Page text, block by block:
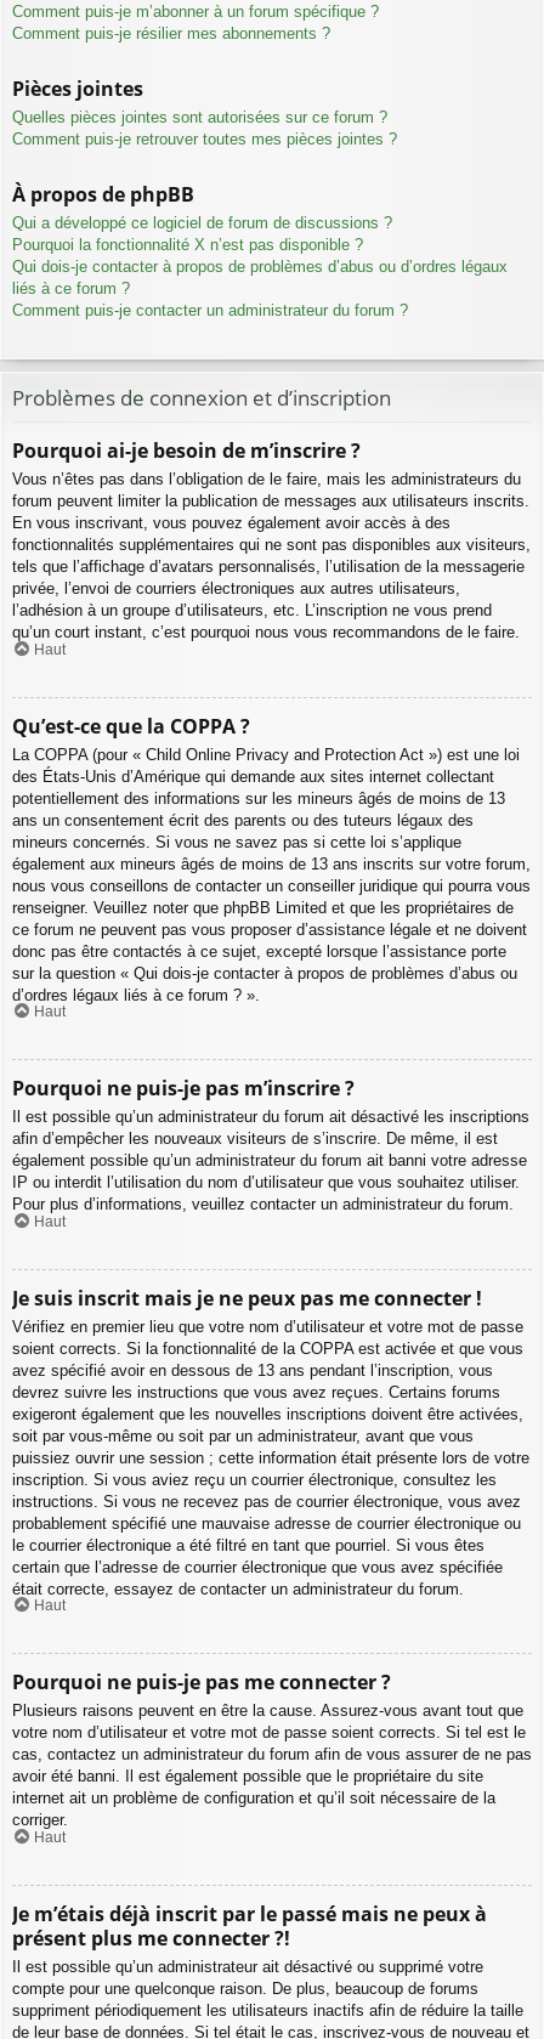
Comment puis-je m’abonner à un forum spécifique ?
Comment puis-je résilier mes abonnements ?
Pièces jointes
Quelles pièces jointes sont autorisées sur ce forum ?
Comment puis-je retrouver toutes mes pièces jointes ?
À propos de phpBB
Qui a développé ce logiciel de forum de discussions ?
Pourquoi la fonctionnalité X n’est pas disponible ?
Qui dois-je contacter à propos de problèmes d’abus ou d’ordres légaux
liés à ce forum ?
Comment puis-je contacter un administrateur du forum ?
Problèmes de connexion et d’inscription
Pourquoi ai-je besoin de m’inscrire ?
Vous n’êtes pas dans l’obligation de le faire, mais les administrateurs du
forum peuvent limiter la publication de messages aux utilisateurs inscrits.
En vous inscrivant, vous pouvez également avoir accès à des
fonctionnalités supplémentaires qui ne sont pas disponibles aux visiteurs,
tels que l’affichage d’avatars personnalisés, l’utilisation de la messagerie
privée, l’envoi de courriers électroniques aux autres utilisateurs,
l’adhésion à un groupe d’utilisateurs, etc. L’inscription ne vous prend
qu’un court instant, c’est pourquoi nous vous recommandons de le faire.
Haut
Qu’est-ce que la COPPA ?
La COPPA (pour « Child Online Privacy and Protection Act ») est une loi
des États-Unis d’Amérique qui demande aux sites internet collectant
potentiellement des informations sur les mineurs âgés de moins de 13
ans un consentement écrit des parents ou des tuteurs légaux des
mineurs concernés. Si vous ne savez pas si cette loi s’applique
également aux mineurs âgés de moins de 13 ans inscrits sur votre forum,
nous vous conseillons de contacter un conseiller juridique qui pourra vous
renseigner. Veuillez noter que phpBB Limited et que les propriétaires de
ce forum ne peuvent pas vous proposer d’assistance légale et ne doivent
donc pas être contactés à ce sujet, excepté lorsque l’assistance porte
sur la question « Qui dois-je contacter à propos de problèmes d’abus ou
d’ordres légaux liés à ce forum ? ».
Haut
Pourquoi ne puis-je pas m’inscrire ?
Il est possible qu’un administrateur du forum ait désactivé les inscriptions
afin d’empêcher les nouveaux visiteurs de s’inscrire. De même, il est
également possible qu’un administrateur du forum ait banni votre adresse
IP ou interdit l’utilisation du nom d’utilisateur que vous souhaitez utiliser.
Pour plus d’informations, veuillez contacter un administrateur du forum.
Haut
Je suis inscrit mais je ne peux pas me connecter !
Vérifiez en premier lieu que votre nom d’utilisateur et votre mot de passe
soient corrects. Si la fonctionnalité de la COPPA est activée et que vous
avez spécifié avoir en dessous de 13 ans pendant l’inscription, vous
devrez suivre les instructions que vous avez reçues. Certains forums
exigeront également que les nouvelles inscriptions doivent être activées,
soit par vous-même ou soit par un administrateur, avant que vous
puissiez ouvrir une session ; cette information était présente lors de votre
inscription. Si vous aviez reçu un courrier électronique, consultez les
instructions. Si vous ne recevez pas de courrier électronique, vous avez
probablement spécifié une mauvaise adresse de courrier électronique ou
le courrier électronique a été filtré en tant que pourriel. Si vous êtes
certain que l’adresse de courrier électronique que vous avez spécifiée
était correcte, essayez de contacter un administrateur du forum.
Haut
Pourquoi ne puis-je pas me connecter ?
Plusieurs raisons peuvent en être la cause. Assurez-vous avant tout que
votre nom d’utilisateur et votre mot de passe soient corrects. Si tel est le
cas, contactez un administrateur du forum afin de vous assurer de ne pas
avoir été banni. Il est également possible que le propriétaire du site
internet ait un problème de configuration et qu’il soit nécessaire de la
corriger.
Haut
Je m’étais déjà inscrit par le passé mais ne peux à
présent plus me connecter ?!
Il est possible qu’un administrateur ait désactivé ou supprimé votre
compte pour une quelconque raison. De plus, beaucoup de forums
suppriment périodiquement les utilisateurs inactifs afin de réduire la taille
de leur base de données. Si tel était le cas, inscrivez-vous de nouveau et